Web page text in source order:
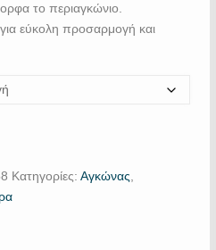
το περιαγκώνιο.
εύκολη προσαρμογή και
Κατηγορίες: Αγκώνας